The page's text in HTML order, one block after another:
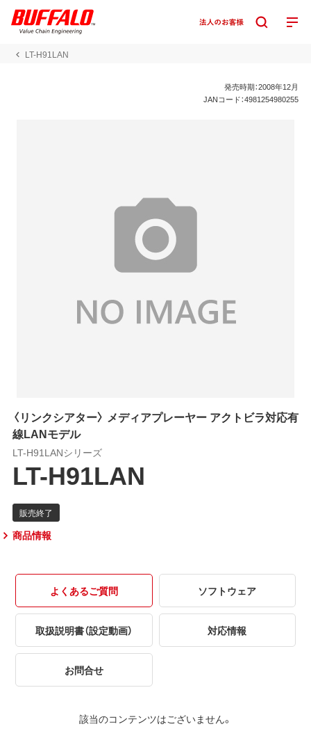
LT-H91LAN
発売時期：2008年12月
JANコード：4981254980255
〈リンクシアター〉 メディアプレーヤー アクトビラ対応有
線LANモデル
LT-H91LANシリーズ
LT-H91LAN
商品情報
よくあるご質問 ソフトウェア
取扱説明書（設定動画） 対応情報
お問合せ
該当のコンテンツはございません。